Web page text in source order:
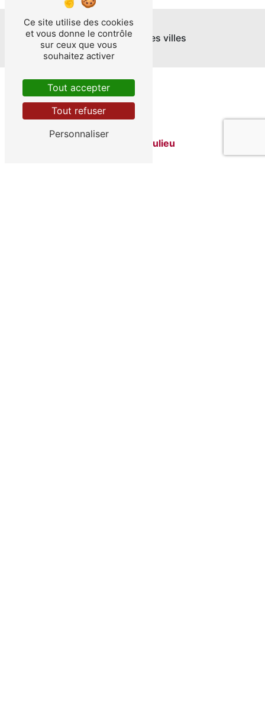
Nos interventions sur ces villes
Ferrière-sur-Beaulieu
Ce site utilise des cookies
et vous donne le contrôle
sur ceux que vous
souhaitez activer
Tout accepter
Tout refuser
Personnaliser